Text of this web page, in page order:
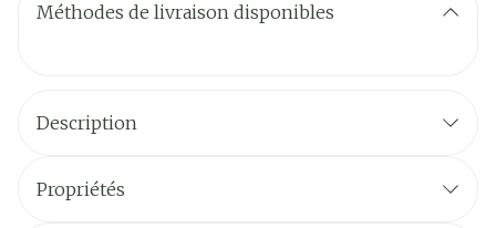
Méthodes de livraison disponibles
Description
Propriétés